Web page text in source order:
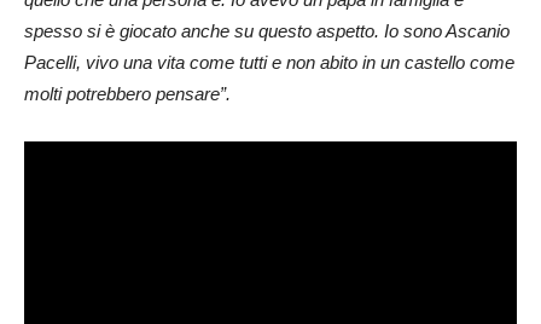
spesso si è giocato anche su questo aspetto. Io sono Ascanio
Pacelli, vivo una vita come tutti e non abito in un castello come
molti potrebbero pensare”.